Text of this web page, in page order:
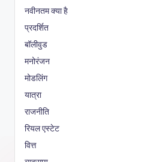
नवीनतम क्या है
प्रदर्शित
बॉलीवुड
मनोरंजन
मोडलिंग
यात्रा
राजनीति
रियल एस्टेट
वित्त